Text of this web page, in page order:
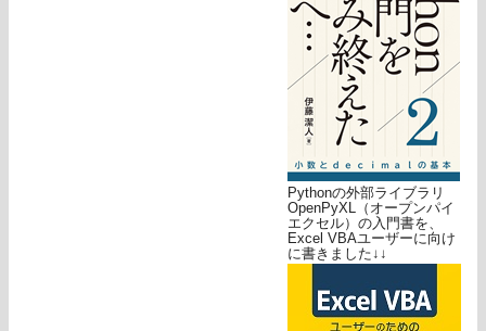
Pythonの外部ライブラリ
OpenPyXL（オープンパイ
エクセル）の入門書を、
Excel VBAユーザーに向け
に書きました↓↓